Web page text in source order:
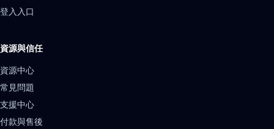
登入入口
資源與信任
資源中心
常見問題
支援中心
付款與售後